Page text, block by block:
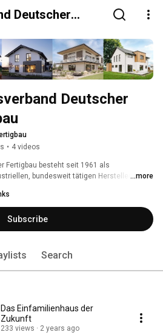
Deutscher
Deutscher
• 4 videos
Fertigbau besteht seit 1961 als
bundesweit tätigen Hersteller von
Fertigbauindustrie in
Betreiber der europaweit
FertighausWelt.
...more
Subscribe
Search
Das Einfamilienhaus der
Zukunft
233 views 2 years ago